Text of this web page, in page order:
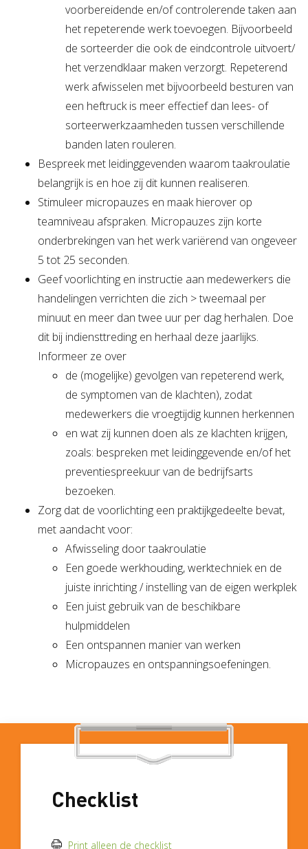
voorbereidende en/of controlerende taken aan
het repeterende werk toevoegen. Bijvoorbeeld
de sorteerder die ook de eindcontrole uitvoert/
het verzendklaar maken verzorgt. Repeterend
werk afwisselen met bijvoorbeeld besturen van
een heftruck is meer effectief dan lees- of
sorteerwerkzaamheden tussen verschillende
banden laten rouleren.
Bespreek met leidinggevenden waarom taakroulatie
belangrijk is en hoe zij dit kunnen realiseren.
Stimuleer micropauzes en maak hierover op
teamniveau afspraken. Micropauzes zijn korte
onderbrekingen van het werk variërend van ongeveer
5 tot 25 seconden.
Geef voorlichting en instructie aan medewerkers die
handelingen verrichten die zich > tweemaal per
minuut en meer dan twee uur per dag herhalen. Doe
dit bij indiensttreding en herhaal deze jaarlijks.
Informeer ze over
de (mogelijke) gevolgen van repeterend werk,
de symptomen van de klachten), zodat
medewerkers die vroegtijdig kunnen herkennen
en wat zij kunnen doen als ze klachten krijgen,
zoals: bespreken met leidinggevende en/of het
preventiespreekuur van de bedrijfsarts
bezoeken.
Zorg dat de voorlichting een praktijkgedeelte bevat,
met aandacht voor:
Afwisseling door taakroulatie
Een goede werkhouding, werktechniek en de
juiste inrichting / instelling van de eigen werkplek
Een juist gebruik van de beschikbare
hulpmiddelen
Een ontspannen manier van werken
Micropauzes en ontspanningsoefeningen.
Checklist
Print alleen de checklist